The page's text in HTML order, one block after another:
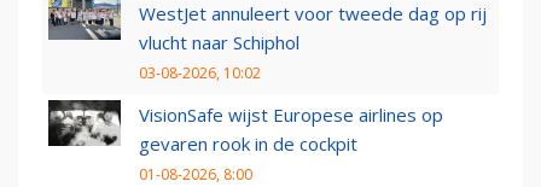
WestJet annuleert voor tweede dag op rij
vlucht naar Schiphol
03-08-2026, 10:02
VisionSafe wijst Europese airlines op
gevaren rook in de cockpit
01-08-2026, 8:00